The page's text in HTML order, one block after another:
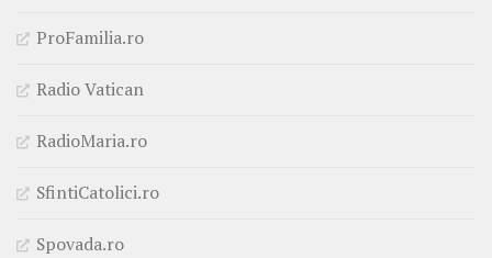
ProFamilia.ro
Radio Vatican
RadioMaria.ro
SfintiCatolici.ro
Spovada.ro